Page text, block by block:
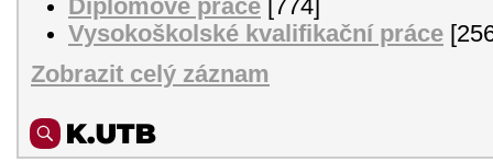
Diplomové práce [774]
Vysokoškolské kvalifikační práce
Zobrazit celý záznam